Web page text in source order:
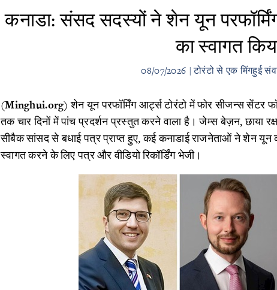
​कनाडा: संसद सदस्यों ने शेन यून
का स्वागत
08/07/2026 | टोरंटो से एक मिंगहुई
(Minghui.org) शेन यून परफॉर्मिंग आर्ट्स टोरंटो में फोर सीजन्स सेंटर
तक चार दिनों में पांच प्रदर्शन प्रस्तुत करने वाला है। जेम्स बेज़न, छाया
सीबैक सांसद से बधाई पत्र प्राप्त हुए, कई कनाडाई राजनेताओं ने शेन यून
स्वागत करने के लिए पत्र और वीडियो रिकॉर्डिंग भेजी।